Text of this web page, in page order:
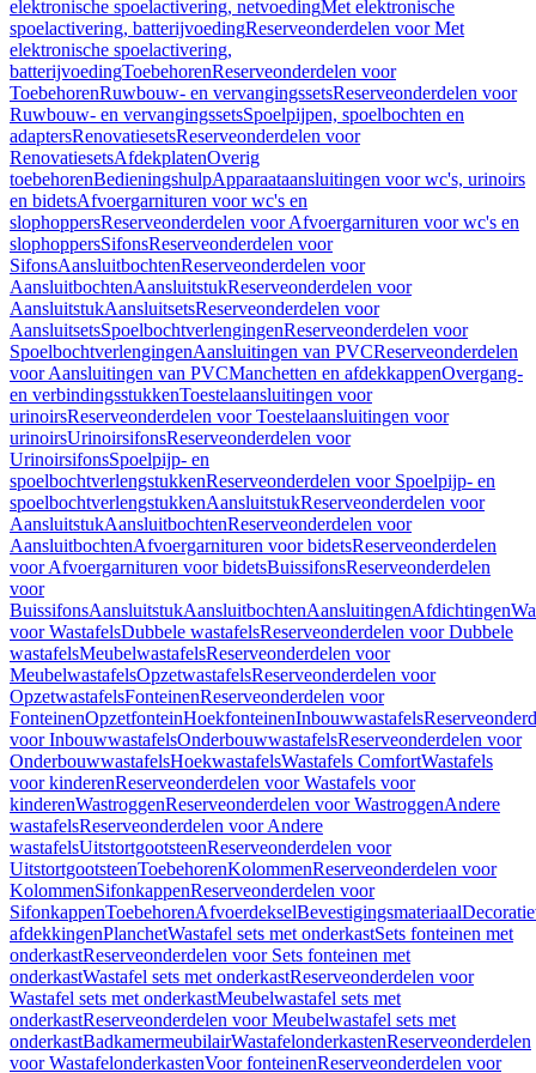
elektronische spoelactivering, netvoedingMet elektronische
spoelactivering, batterijvoedingReserveonderdelen voor Met
elektronische spoelactivering,
batterijvoedingToebehorenReserveonderdelen voor
ToebehorenRuwbouw- en vervangingssetsReserveonderdelen voor
Ruwbouw- en vervangingssetsSpoelpijpen, spoelbochten en
adaptersRenovatiesetsReserveonderdelen voor
RenovatiesetsAfdekplatenOverig
toebehorenBedieningshulpApparaataansluitingen voor wc's, urinoirs
en bidetsAfvoergarnituren voor wc's en
slophoppersReserveonderdelen voor Afvoergarnituren voor wc's en
slophoppersSifonsReserveonderdelen voor
SifonsAansluitbochtenReserveonderdelen voor
AansluitbochtenAansluitstukReserveonderdelen voor
AansluitstukAansluitsetsReserveonderdelen voor
AansluitsetsSpoelbochtverlengingenReserveonderdelen voor
SpoelbochtverlengingenAansluitingen van PVCReserveonderdelen
voor Aansluitingen van PVCManchetten en afdekkappenOvergang-
en verbindingsstukkenToestelaansluitingen voor
urinoirsReserveonderdelen voor Toestelaansluitingen voor
urinoirsUrinoirsifonsReserveonderdelen voor
UrinoirsifonsSpoelpijp- en
spoelbochtverlengstukkenReserveonderdelen voor Spoelpijp- en
spoelbochtverlengstukkenAansluitstukReserveonderdelen voor
AansluitstukAansluitbochtenReserveonderdelen voor
AansluitbochtenAfvoergarnituren voor bidetsReserveonderdelen
voor Afvoergarnituren voor bidetsBuissifonsReserveonderdelen
voor
BuissifonsAansluitstukAansluitbochtenAansluitingenAfdichtingen
voor WastafelsDubbele wastafelsReserveonderdelen voor Dubbele
wastafelsMeubelwastafelsReserveonderdelen voor
MeubelwastafelsOpzetwastafelsReserveonderdelen voor
OpzetwastafelsFonteinenReserveonderdelen voor
FonteinenOpzetfonteinHoekfonteinenInbouwwastafels
voor InbouwwastafelsOnderbouwwastafelsReserveonderdelen voor
OnderbouwwastafelsHoekwastafelsWastafels ComfortWastafels
voor kinderenReserveonderdelen voor Wastafels voor
kinderenWastroggenReserveonderdelen voor WastroggenAndere
wastafelsReserveonderdelen voor Andere
wastafelsUitstortgootsteenReserveonderdelen voor
UitstortgootsteenToebehorenKolommenReserveonderdelen voor
KolommenSifonkappenReserveonderdelen voor
SifonkappenToebehorenAfvoerdekselBevestigingsmateriaal
afdekkingenPlanchetWastafel sets met onderkastSets fonteinen met
onderkastReserveonderdelen voor Sets fonteinen met
onderkastWastafel sets met onderkastReserveonderdelen voor
Wastafel sets met onderkastMeubelwastafel sets met
onderkastReserveonderdelen voor Meubelwastafel sets met
onderkastBadkamermeubilairWastafelonderkastenReserveonderdelen
voor WastafelonderkastenVoor fonteinenReserveonderdelen voor